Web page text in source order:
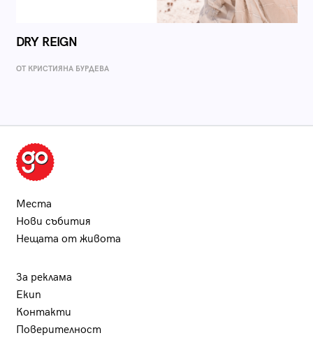
DRY REIGN
ОТ КРИСТИЯНА БУРДЕВА
Места
Нови събития
Нещата от живота
За реклама
Екип
Контакти
Поверителност